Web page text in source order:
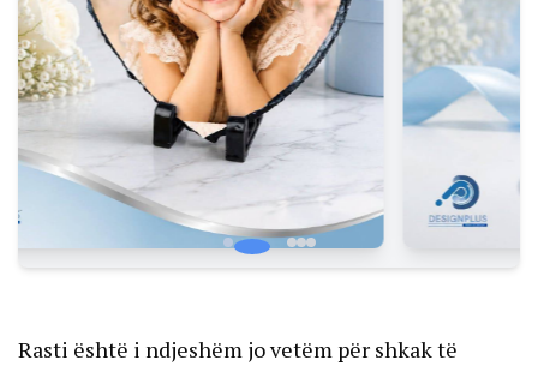
Rasti është i ndjeshëm jo vetëm për shkak të